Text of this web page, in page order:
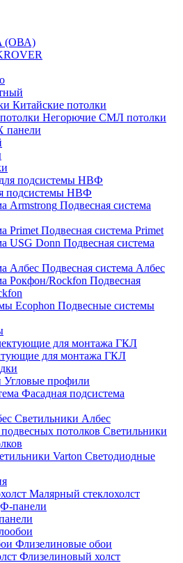
(ОВА)
Китайские потолки
Негорючие СМЛ потолки
подсистемы НВФ
Подвесная система
Подвесная система Primet
Подвесная система
Подвесная система Албес
Подвесная
Подвесные системы
для монтажа ГКЛ
Угловые профили
Фасадная подсистема
Светильники Албес
Светильники
Светодиодные
Малярный стеклохолст
панели
Флизелиновые обои
Флизелиновый холст